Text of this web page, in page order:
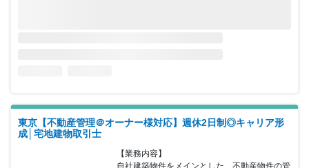
東京【不動産管理＠オーナー様対応】週休2日制◎キャリア形
成│宅地建物取引士
【業務内容】
自社建築物件をメインとした、不動産物件の管